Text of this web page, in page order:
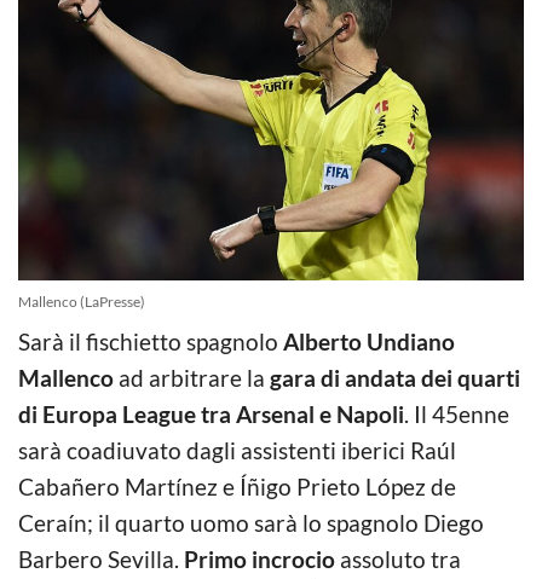
Mallenco (LaPresse)
Sarà il fischietto spagnolo Alberto Undiano
Mallenco ad arbitrare la gara di andata dei quarti
di Europa League tra Arsenal e Napoli. Il 45enne
sarà coadiuvato dagli assistenti iberici Raúl
Cabañero Martínez e Íñigo Prieto López de
Ceraín; il quarto uomo sarà lo spagnolo Diego
Barbero Sevilla. Primo incrocio assoluto tra